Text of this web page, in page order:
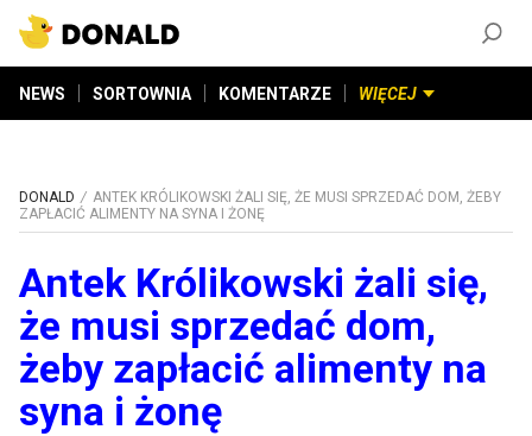
NEWS SORTOWNIA KOMENTARZE WIĘCEJ
DONALD
ANTEK KRÓLIKOWSKI ŻALI SIĘ, ŻE MUSI SPRZEDAĆ DOM, ŻEBY
ZAPŁACIĆ ALIMENTY NA SYNA I ŻONĘ
Antek Królikowski żali się,
że musi sprzedać dom,
żeby zapłacić alimenty na
syna i żonę